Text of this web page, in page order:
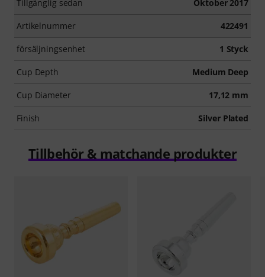
Tillgänglig sedan Oktober 2017
Artikelnummer 422491
försäljningsenhet 1 Styck
Cup Depth Medium Deep
Cup Diameter 17,12 mm
Finish Silver Plated
Tillbehör & matchande produkter